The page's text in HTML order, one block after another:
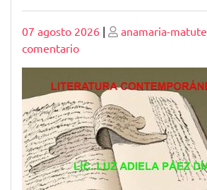
Publicado
07 agosto 2026 | Publicado
anamaria-matute
comentarioen
Explorando
la
Narrativa
en
la
Literatura
Contemporánea:
Voces